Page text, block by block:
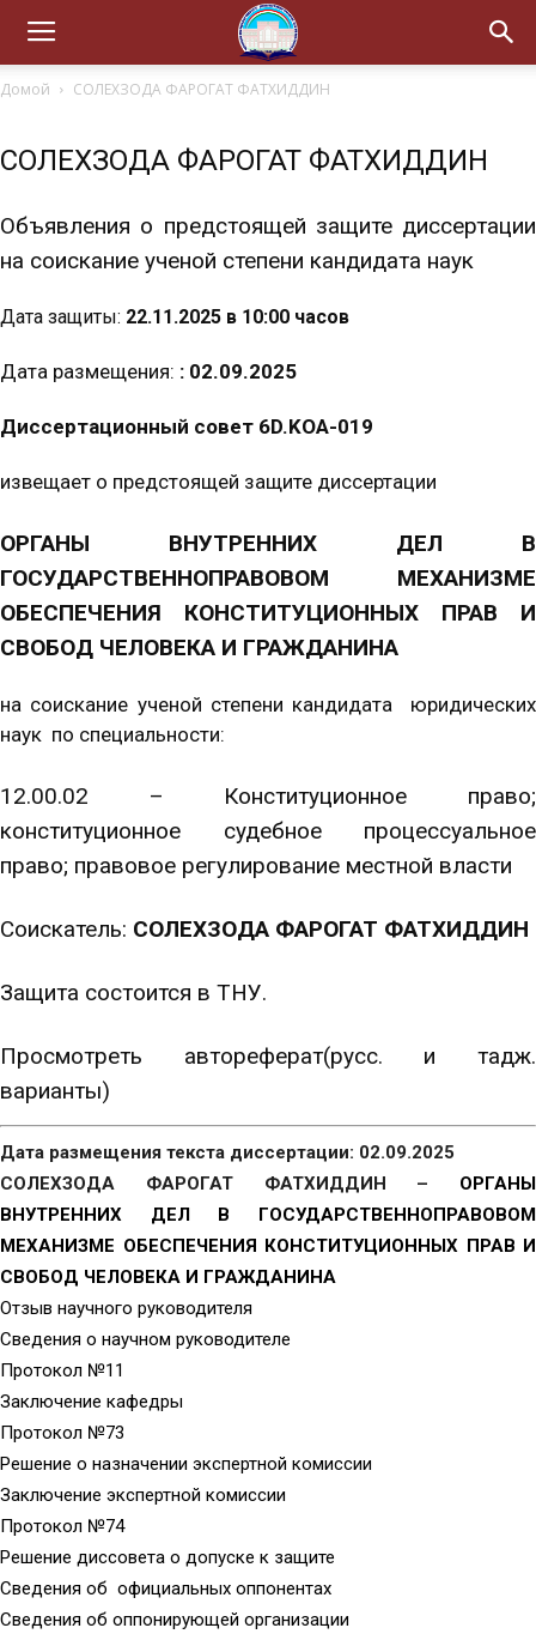
Домой СОЛЕХЗОДА ФАРОГАТ ФАТХИДДИН
СОЛЕХЗОДА ФАРОГАТ ФАТХИДДИН
Объявления о предстоящей защите диссертации
на соискание ученой степени кандидата наук
Дата защиты: 22.11.2025 в 10:00 часов
Дата размещения: : 02.09.2025
Диссертационный совет 6D.KOA-019
извещает о предстоящей защите диссертации
ОРГАНЫ ВНУТРЕННИХ ДЕЛ В
ГОСУДАРСТВЕННОПРАВОВОМ МЕХАНИЗМЕ
ОБЕСПЕЧЕНИЯ КОНСТИТУЦИОННЫХ ПРАВ И
СВОБОД ЧЕЛОВЕКА И ГРАЖДАНИНА
на соискание ученой степени кандидата юридических
наук по специальности:
12.00.02 – Конституционное право;
конституционное судебное процессуальное
право; правовое регулирование местной власти
Соискатель: СОЛЕХЗОДА ФАРОГАТ ФАТХИДДИН
Защита состоится в ТНУ.
Просмотреть автореферат(русс. и тадж.
варианты)
Дата размещения текста диссертации: 02.09.2025
СОЛЕХЗОДА ФАРОГАТ ФАТХИДДИН – ОРГАНЫ
ВНУТРЕННИХ ДЕЛ В ГОСУДАРСТВЕННОПРАВОВОМ
МЕХАНИЗМЕ ОБЕСПЕЧЕНИЯ КОНСТИТУЦИОННЫХ ПРАВ И
СВОБОД ЧЕЛОВЕКА И ГРАЖДАНИНА
Отзыв научного руководителя
Сведения о научном руководителе
Протокол №11
Заключение кафедры
Протокол №73
Решение о назначении экспертной комиссии
Заключение экспертной комиссии
Протокол №74
Решение диссовета о допуске к защите
Сведения об официальных оппонентах
Сведения об оппонирующей организации